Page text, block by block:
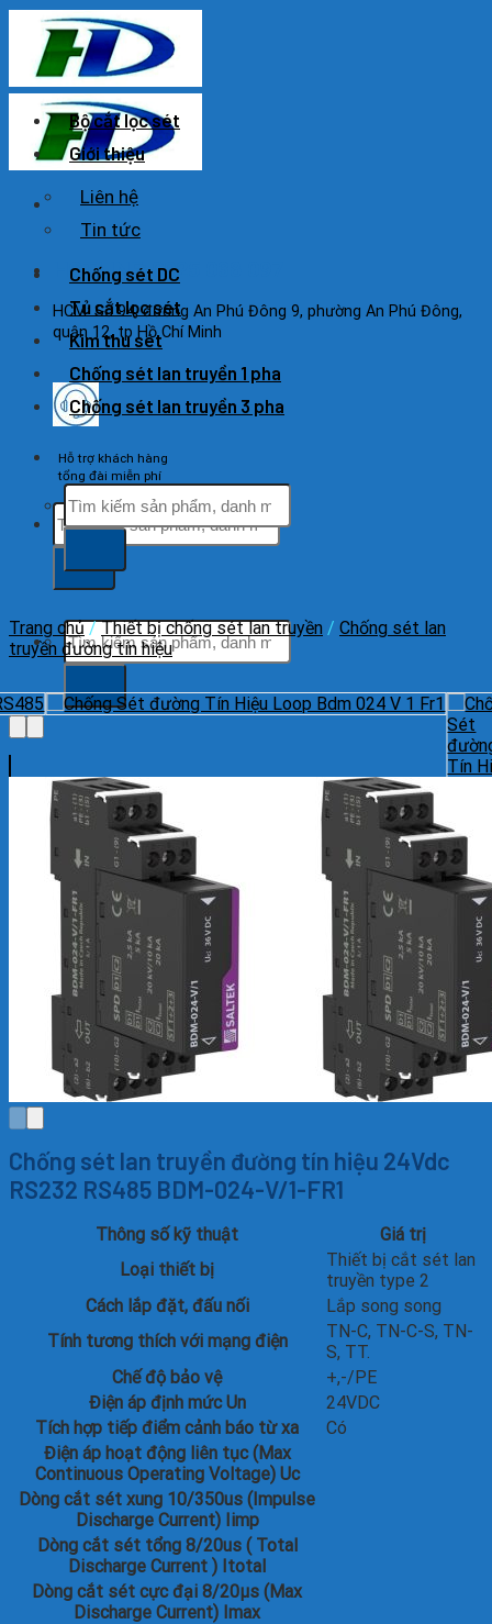
Skip
content
HOTLINE: 0925 038 097
HCM: Số 94, đường An Phú Đông 9, phường An Phú Đông,
quận 12, tp Hồ Chí Minh
Hỗ trợ khách hàng
tổng đài miễn phí
Tìm
kiếm:
Tìm
kiếm:
Bộ cắt lọc sét
Giới thiệu
Liên hệ
Tin tức
Chống sét DC
Tủ cắt lọc sét
Kim thu sét
Chống sét lan truyền 1 pha
Chống sét lan truyền 3 pha
Tìm
kiếm:
Trang chủ / Thiết bị chống sét lan truyền / Chống sét lan
truyền đường tín hiệu
Chống sét lan truyền đường tín hiệu 24Vdc
RS232 RS485 BDM-024-V/1-FR1
Thông số kỹ thuật
Giá trị
Loại thiết bị
Thiết bị cắt sét lan
truyền type 2
Cách lắp đặt, đấu nối
Lắp song song
Tính tương thích với mạng điện
TN-C, TN-C-S, TN-
S, TT.
Chế độ bảo vệ
+,-/PE
Điện áp định mức Un
24VDC
Tích hợp tiếp điểm cảnh báo từ xa
Có
Điện áp hoạt động liên tục (Max
Continuous Operating Voltage) Uc
Dòng cắt sét xung 10/350us (Impulse
Discharge Current) Iimp
Dòng cắt sét tổng 8/20us ( Total
Discharge Current ) Itotal
Dòng cắt sét cực đại 8/20μs (Max
Discharge Current) Imax